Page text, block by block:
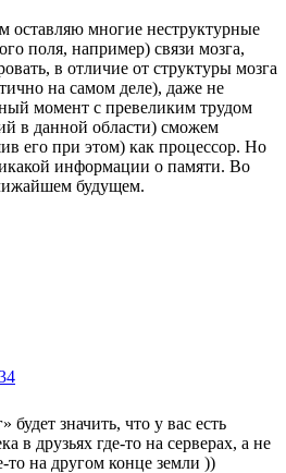
оставляю многие неструктурные
поля, например) связи мозга,
в отличие от структуры мозга
на самом деле), даже не
момент с превеликим трудом
в данной области) сможем
его при этом) как процессор. Но
информации о памяти. Во
будущем.
значить, что у вас есть
в друзьях где-то на серверах, а не
то на другом конце земли ))